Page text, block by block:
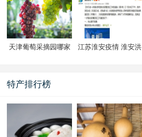
天津葡萄采摘园哪家
江苏淮安疫情 淮安洪
特产排行榜